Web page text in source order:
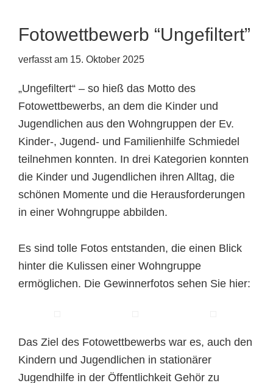
Fotowettbewerb “Ungefiltert”
verfasst am 15. Oktober 2025
„Ungefiltert“ – so hieß das Motto des
Fotowettbewerbs, an dem die Kinder und
Jugendlichen aus den Wohngruppen der Ev.
Kinder-, Jugend- und Familienhilfe Schmiedel
teilnehmen konnten. In drei Kategorien konnten
die Kinder und Jugendlichen ihren Alltag, die
schönen Momente und die Herausforderungen
in einer Wohngruppe abbilden.
Es sind tolle Fotos entstanden, die einen Blick
hinter die Kulissen einer Wohngruppe
ermöglichen. Die Gewinnerfotos sehen Sie hier:
Das Ziel des Fotowettbewerbs war es, auch den
Kindern und Jugendlichen in stationärer
Jugendhilfe in der Öffentlichkeit Gehör zu